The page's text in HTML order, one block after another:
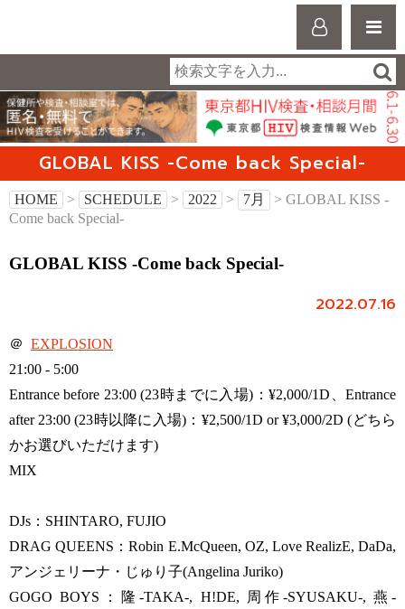
GLOBAL KISS -Come back Special-
HOME > SCHEDULE > 2022 > 7月
> GLOBAL KISS -
Come back Special-
GLOBAL KISS -Come back Special-
2022.07.16
＠ EXPLOSION
21:00 - 5:00
Entrance before 23:00 (23時までに入場)：¥2,000/1D、Entrance
after 23:00 (23時以降に入場)：¥2,500/1D or ¥3,000/2D (どちら
かお選びいただけます)
MIX
DJs：SHINTARO, FUJIO
DRAG QUEENS：Robin E.McQueen, OZ, Love RealizE, DaDa,
アンジェリーナ・じゅり子(Angelina Juriko)
GOGO BOYS：隆-TAKA-, H!DE, 周作-SYUSAKU-, 燕-